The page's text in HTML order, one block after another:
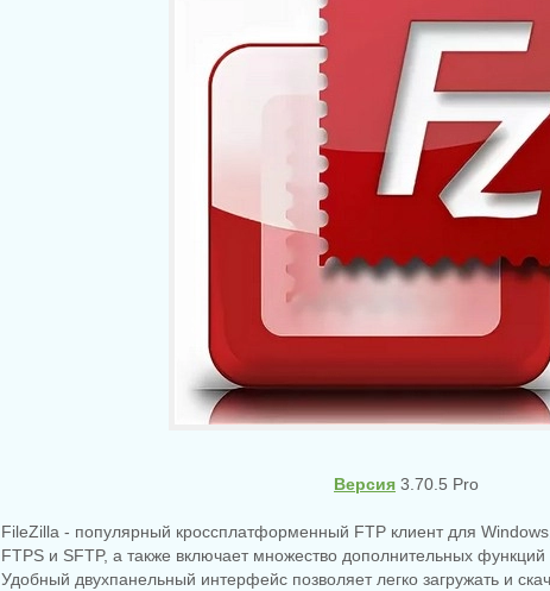
Версия 3.70.5 Pro
FileZilla - популярный кроссплатформенный FTP клиент для
FTPS и SFTP, а также включает множество дополнительных
Удобный двухпанельный интерфейс позволяет легко загружать и